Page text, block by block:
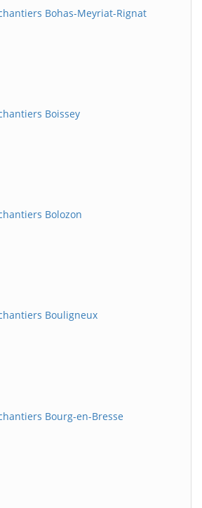
Bohas-Meyriat-Rignat
Boissey
Bolozon
Bouligneux
Bourg-en-Bresse